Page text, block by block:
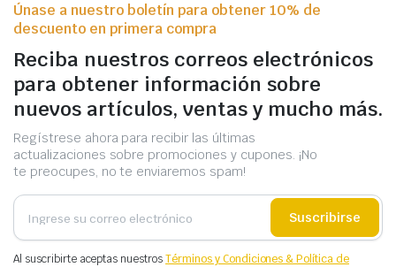
Únase a nuestro boletín para obtener 10% de
descuento en primera compra
Reciba nuestros correos electrónicos
para obtener información sobre
nuevos artículos, ventas y mucho más.
Regístrese ahora para recibir las últimas
actualizaciones sobre promociones y cupones. ¡No
te preocupes, no te enviaremos spam!
Suscribirse
Al suscribirte aceptas nuestrosTérminos y Condiciones & Política de